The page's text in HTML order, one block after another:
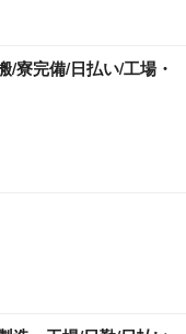
/寮完備/日払い/工場・